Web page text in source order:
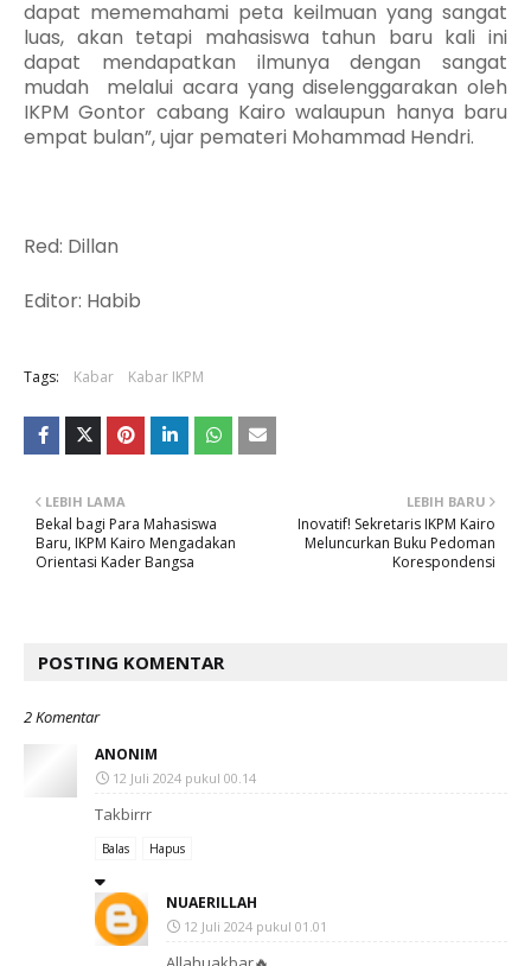
dapat mememahami peta keilmuan yang sangat
luas, akan tetapi mahasiswa tahun baru kali ini
dapat mendapatkan ilmunya dengan sangat
mudah
melalui acara yang diselenggarakan oleh
IKPM Gontor cabang Kairo walaupun hanya baru
empat bulan”, ujar pemateri Mohammad Hendri.
Red: Dillan
Editor: Habib
Tags: Kabar Kabar IKPM
LEBIH BARU
Inovatif! Sekretaris IKPM Kairo
Meluncurkan Buku Pedoman
Korespondensi
LEBIH LAMA
Bekal bagi Para Mahasiswa
Baru, IKPM Kairo Mengadakan
Orientasi Kader Bangsa
POSTING KOMENTAR
2 Komentar
ANONIM
12 Juli 2024 pukul 00.14
Takbirrr
Balas Hapus
NUAERILLAH
12 Juli 2024 pukul 01.01